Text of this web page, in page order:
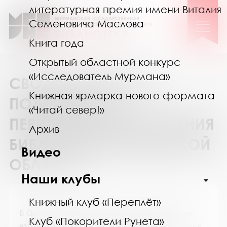
литературная премия имени Виталия
Семеновича Маслова
Книга года
Открытый областной конкурс
«Исследователь Мурмана»
Книжная ярмарка нового формата
«Читай север!»
Архив
Видео
Наши клубы
Книжный клуб «Переплёт»
Клуб «Покорители Рунета»
СВОДНЫЙ КАТАЛОГ
ПОДПИСКИ НА
ПЕРИОДИЧЕСКИЕ ИЗДАНИЯ
БИБЛИОТЕК МУРМАНСКОЙ
ОБЛАСТИ